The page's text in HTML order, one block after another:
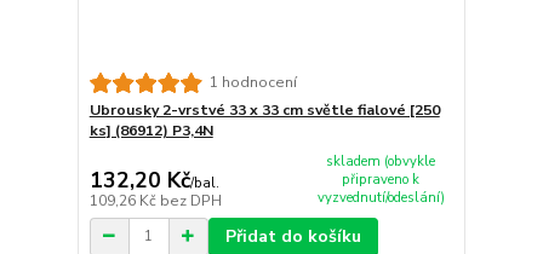
1 hodnocení
Ubrousky 2-vrstvé 33 x 33 cm světle fialové [250
ks] (86912) P3,4N
132,20 Kč/bal.
109,26 Kč bez DPH
skladem (obvykle
připraveno k
vyzvednutí/odeslání)
Přidat do košíku